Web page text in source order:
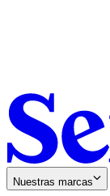
Nuestras marcas